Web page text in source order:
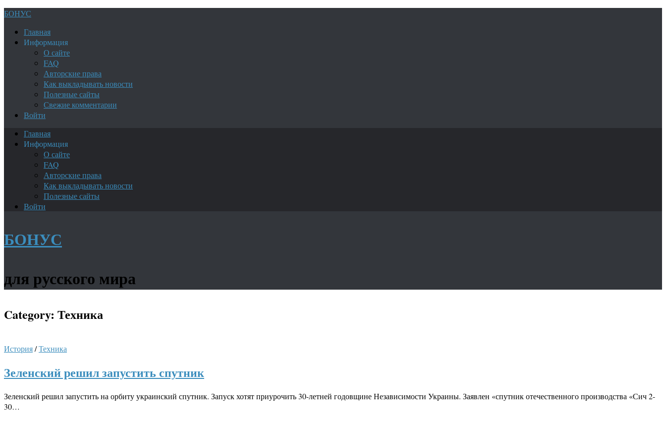
БОНУС
Главная
Информация
О сайте
FAQ
Авторские права
Как выкладывать новости
Полезные сайты
Свежие комментарии
Войти
Главная
Информация
О сайте
FAQ
Авторские права
Как выкладывать новости
Полезные сайты
Войти
БОНУС
для русского мира
Category: Техника
История/Техника
Зеленский решил запустить спутник
Зеленский решил запустить на орбиту украинский спутник. Запуск хотят приурочить 30-летней годовщине Независимости Украины. Заявлен «спутник отечественного производства «Сич 2-
30…